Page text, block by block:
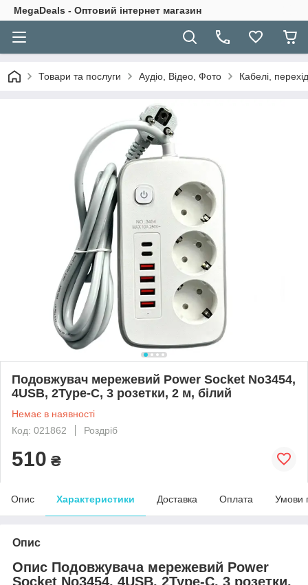
MegaDeals - Оптовий інтернет магазин
Товари та послуги Аудіо, Відео, Фото Кабелі,
Подовжувач мережевий Power Socket No3454,
4USB, 2Type-C, 3 розетки, 2 м, білий
Немає в наявності
Код: 021862
Роздріб
510 ₴
Опис Характеристики Доставка Оплата Умови
Опис
Опис Подовжувача мережевий Power
Socket No3454, 4USB, 2Type-C, 3 розетки,